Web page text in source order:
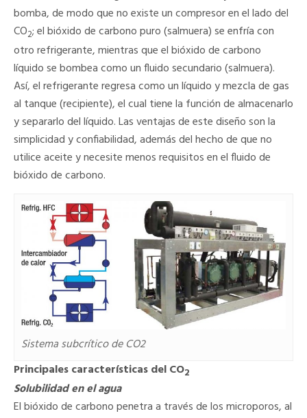
bomba, de modo que no existe un compresor en el lado del
CO2; el bióxido de carbono puro (salmuera) se enfría con
otro refrigerante, mientras que el bióxido de carbono
líquido se bombea como un fluido secundario (salmuera).
Así, el refrigerante regresa como un líquido y mezcla de gas
al tanque (recipiente), el cual tiene la función de almacenarlo
y separarlo del líquido. Las ventajas de este diseño son la
simplicidad y confiabilidad, además del hecho de que no
utilice aceite y necesite menos requisitos en el fluido de
bióxido de carbono.
Sistema subcrítico de CO2
Principales características del CO2
Solubilidad en el agua
El bióxido de carbono penetra a través de los microporos, al